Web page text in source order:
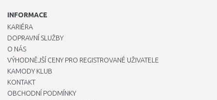
INFORMACE
KARIÉRA
DOPRAVNÍ SLUŽBY
O NÁS
VÝHODNĚJŠÍ CENY PRO REGISTROVANÉ UŽIVATELE
KAMODY KLUB
KONTAKT
OBCHODNÍ PODMÍNKY